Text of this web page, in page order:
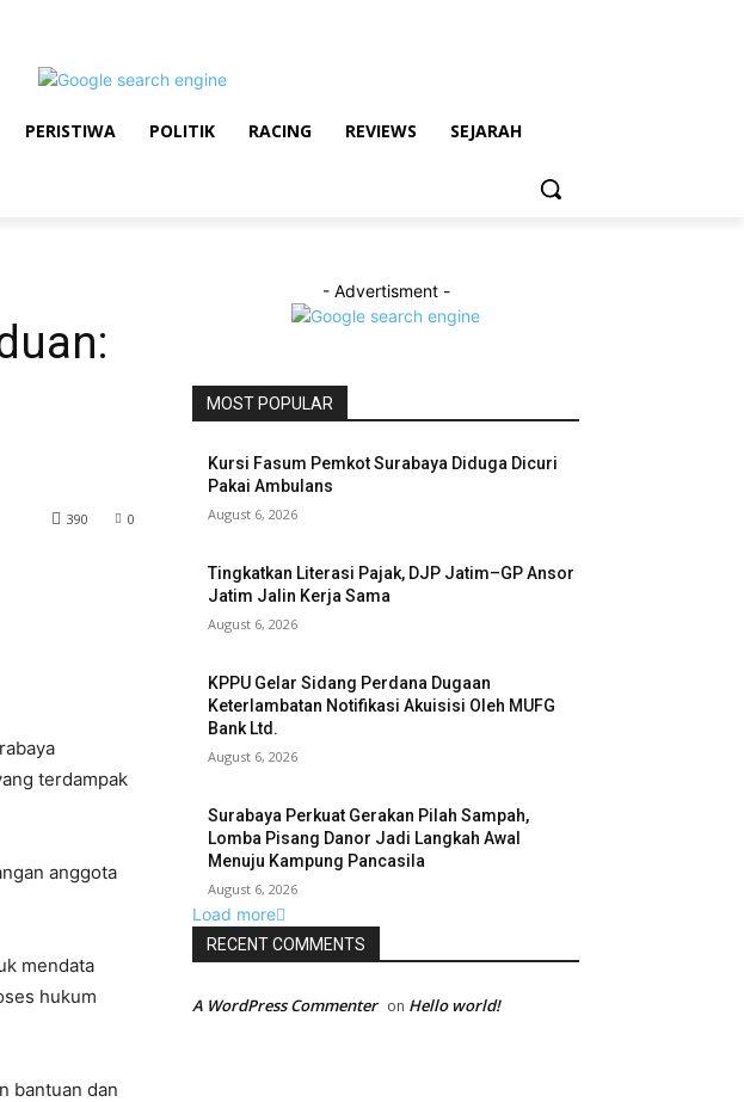
PERISTIWA POLITIK RACING REVIEWS SEJARAH
0
390
terdampak
anggota
mendata
hukum
bantuan dan
- Advertisment -
MOST POPULAR
Kursi Fasum Pemkot Surabaya Diduga Dicuri
Pakai Ambulans
August 6, 2026
Tingkatkan Literasi Pajak, DJP Jatim–GP Ansor
Jatim Jalin Kerja Sama
August 6, 2026
KPPU Gelar Sidang Perdana Dugaan
Keterlambatan Notifikasi Akuisisi Oleh MUFG
Bank Ltd.
August 6, 2026
Surabaya Perkuat Gerakan Pilah Sampah,
Lomba Pisang Danor Jadi Langkah Awal
Menuju Kampung Pancasila
August 6, 2026
Load more
RECENT COMMENTS
A WordPress Commenter on Hello world!